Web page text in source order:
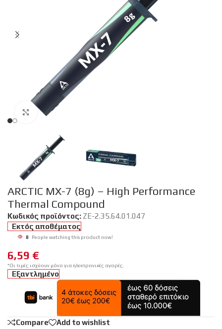
Click to enlarge
ARCTIC MX-7 (8g) – High Performance
Thermal Compound
Κωδικός προϊόντος: ZE-2.35.64.01.047
Εκτός αποθέματος
8 People watching this product now!
6,59 €
*Οι τιμές ισχύουν μόνο για ηλεκτρονικές αγορές.
Εξαντλημένο
Compare
Add to wishlist